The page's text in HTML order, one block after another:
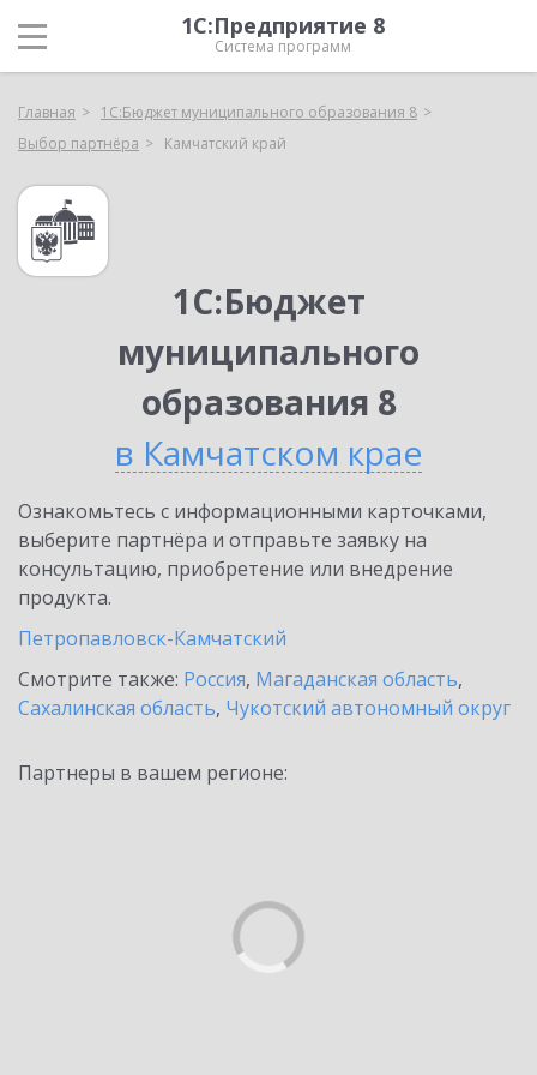
1С:Предприятие 8
Система программ
Главная
1С:Бюджет муниципального образования 8
Выбор партнёра
Камчатский край
1С:Бюджет
муниципального
образования 8
в Камчатском крае
Ознакомьтесь с информационными карточками,
выберите партнёра и отправьте заявку на
консультацию, приобретение или внедрение
продукта.
Петропавловск-Камчатский
Смотрите также: Россия, Магаданская область,
Сахалинская область, Чукотский автономный округ
Партнеры в вашем регионе: